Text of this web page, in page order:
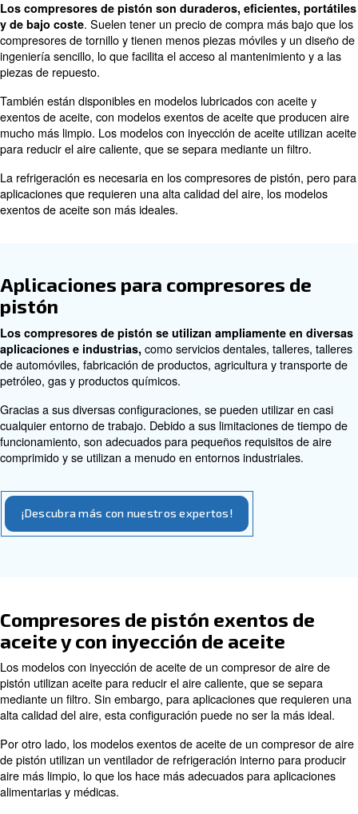
aire hacia el compresor a través de la entrada a
desciende, abriendo las válvulas de entrada y cerrando
descarga para que el aire entre pero no pueda salir.
Hay grandes diferencias en el funcionamiento del
el número de etapas en las que se produce la
de la compresión en varias etapas garantiza que el
funcione tan duro y que la temperatura de salida del
baja.
Hay compresores de una, dos y varias etapas. La
Ventajas de los compresores
Los compresores de pistón son duraderos,
y de bajo coste. Suelen tener un precio de compra
compresores de tornillo y tienen menos piezas móviles
ingeniería sencillo, lo que facilita el acceso al
piezas de repuesto.
También están disponibles en modelos lubricados con
mucho más limpio. Los modelos con inyección de
para reducir el aire caliente, que se separa mediante
Aplicaciones para
pistón
Los compresores de pistón se utilizan
aplicaciones e industrias,como servicios dentales,
de automóviles, fabricación de productos, agricultura y